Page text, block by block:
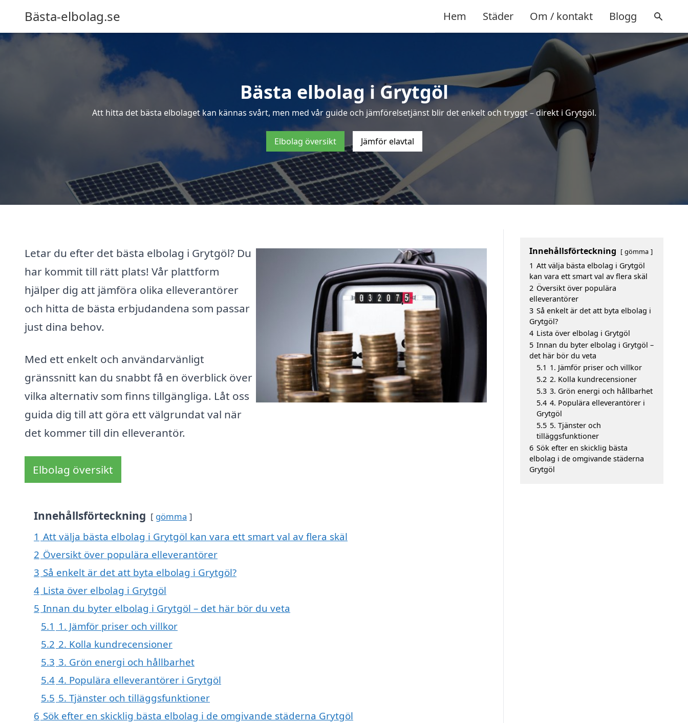
Bästa-elbolag.se Hem Städer Om / kontakt Blogg
Bästa elbolag i Grytgöl
Att hitta det bästa elbolaget kan kännas svårt, men med vår guide och jämförelsetjänst blir det enkelt och tryggt – direkt i Grytgöl.
Elbolag översikt Jämför elavtal
Letar du efter det bästa elbolag i Grytgöl? Du
har kommit till rätt plats! Vår plattform
hjälper dig att jämföra olika elleverantörer
och hitta de bästa erbjudandena som passar
just dina behov.
Med ett enkelt och användarvänligt
gränssnitt kan du snabbt få en överblick över
vilka alternativ som finns tillgängliga. Låt oss
guida dig till att göra ett välgrundat val när
det kommer till din elleverantör.
Elbolag översikt
Innehållsförteckning gömma
1 Att välja bästa elbolag i Grytgöl kan vara ett smart val av flera skäl
2 Översikt över populära elleverantörer
3 Så enkelt är det att byta elbolag i Grytgöl?
4 Lista över elbolag i Grytgöl
5 Innan du byter elbolag i Grytgöl – det här bör du veta
5.1 1. Jämför priser och villkor
5.2 2. Kolla kundrecensioner
5.3 3. Grön energi och hållbarhet
5.4 4. Populära elleverantörer i Grytgöl
5.5 5. Tjänster och tilläggsfunktioner
6 Sök efter en skicklig bästa elbolag i de omgivande städerna Grytgöl
Innehållsförteckning gömma
1 Att välja bästa elbolag i Grytgöl
kan vara ett smart val av flera skäl
2 Översikt över populära
elleverantörer
3 Så enkelt är det att byta elbolag i
Grytgöl?
4 Lista över elbolag i Grytgöl
5 Innan du byter elbolag i Grytgöl –
det här bör du veta
5.1 1. Jämför priser och villkor
5.2 2. Kolla kundrecensioner
5.3 3. Grön energi och hållbarhet
5.4 4. Populära elleverantörer i
Grytgöl
5.5 5. Tjänster och
tilläggsfunktioner
6 Sök efter en skicklig bästa
elbolag i de omgivande städerna
Grytgöl